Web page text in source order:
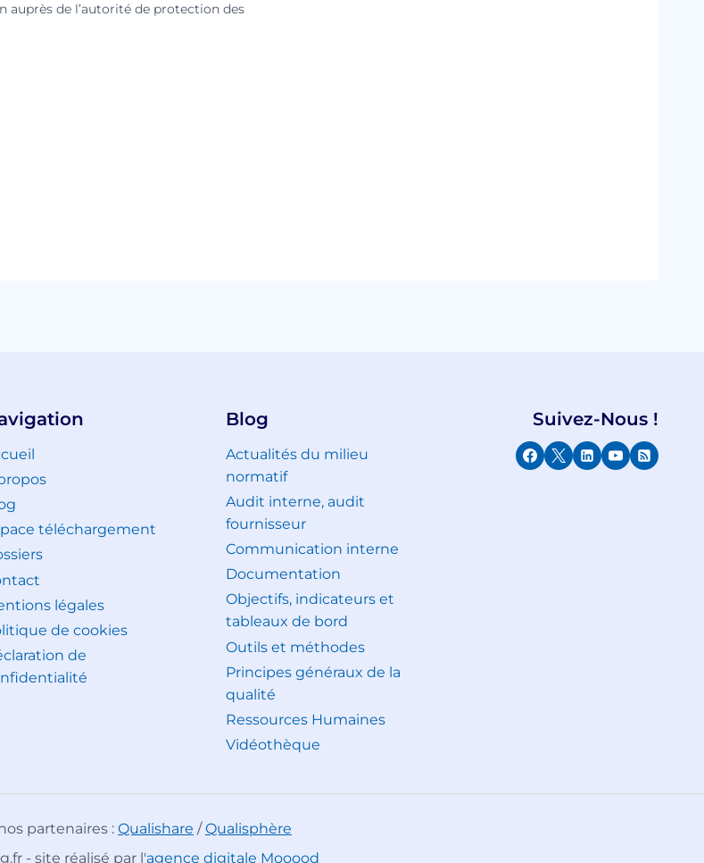
auprès de l’autorité de protection des
téléchargement
légales
de cookies
de
Blog
Actualités du milieu
normatif
Audit interne, audit
fournisseur
Communication interne
Documentation
Objectifs, indicateurs et
tableaux de bord
Outils et méthodes
Principes généraux de la
qualité
Ressources Humaines
Vidéothèque
Suivez-Nous !
partenaires : Qualishare /Qualisphère
- site réalisé par l'agence digitale Mooood